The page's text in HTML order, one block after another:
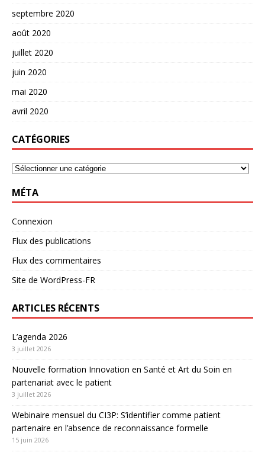
septembre 2020
août 2020
juillet 2020
juin 2020
mai 2020
avril 2020
CATÉGORIES
MÉTA
Connexion
Flux des publications
Flux des commentaires
Site de WordPress-FR
ARTICLES RÉCENTS
L’agenda 2026
3 juillet 2026
Nouvelle formation Innovation en Santé et Art du Soin en
partenariat avec le patient
3 juillet 2026
Webinaire mensuel du CI3P: S’identifier comme patient
partenaire en l’absence de reconnaissance formelle
15 juin 2026